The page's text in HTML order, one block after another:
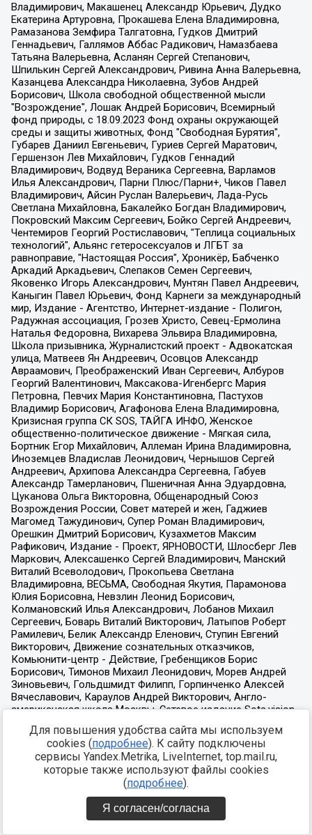
Для повышения удобства сайта мы используем
cookies (подробнее). К сайту подключены
сервисы Yandex.Metrika, LiveInternet, top.mail.ru,
которые также используют файлы cookies
(подробнее).
Я согласен/согласна